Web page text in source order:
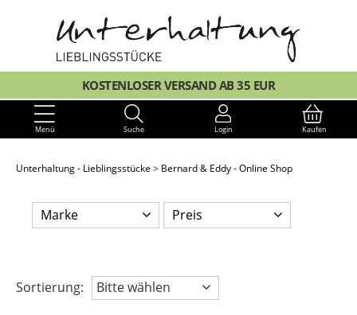
KOSTENLOSER VERSAND AB 35 EUR
Menü Suche Login Kaufen
Unterhaltung - Lieblingsstücke Bernard & Eddy - Online Shop
Marke Preis
Sortierung: Bitte wählen